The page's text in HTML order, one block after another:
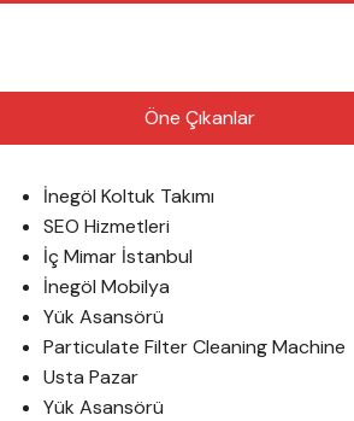
Öne Çıkanlar
İnegöl Koltuk Takımı
SEO Hizmetleri
İç Mimar İstanbul
İnegöl Mobilya
Yük Asansörü
Particulate Filter Cleaning Machine
Usta Pazar
Yük Asansörü